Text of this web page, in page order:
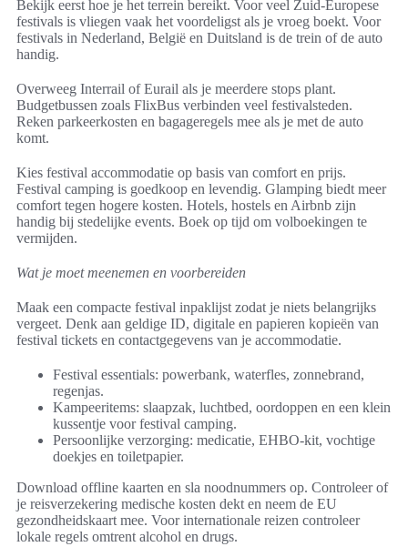
Bekijk eerst hoe je het terrein bereikt. Voor veel Zuid-Europese
festivals is vliegen vaak het voordeligst als je vroeg boekt. Voor
festivals in Nederland, België en Duitsland is de trein of de auto
handig.
Overweeg Interrail of Eurail als je meerdere stops plant.
Budgetbussen zoals FlixBus verbinden veel festivalsteden.
Reken parkeerkosten en bagageregels mee als je met de auto
komt.
Kies festival accommodatie op basis van comfort en prijs.
Festival camping is goedkoop en levendig. Glamping biedt meer
comfort tegen hogere kosten. Hotels, hostels en Airbnb zijn
handig bij stedelijke events. Boek op tijd om volboekingen te
vermijden.
Wat je moet meenemen en voorbereiden
Maak een compacte festival inpaklijst zodat je niets belangrijks
vergeet. Denk aan geldige ID, digitale en papieren kopieën van
festival tickets en contactgegevens van je accommodatie.
Festival essentials: powerbank, waterfles, zonnebrand,
regenjas.
Kampeeritems: slaapzak, luchtbed, oordoppen en een klein
kussentje voor festival camping.
Persoonlijke verzorging: medicatie, EHBO-kit, vochtige
doekjes en toiletpapier.
Download offline kaarten en sla noodnummers op. Controleer of
je reisverzekering medische kosten dekt en neem de EU
gezondheidskaart mee. Voor internationale reizen controleer
lokale regels omtrent alcohol en drugs.